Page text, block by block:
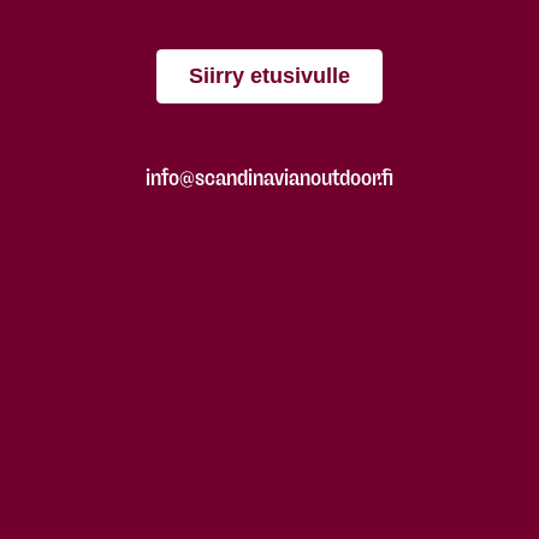
Siirry etusivulle
info@scandinavianoutdoor.fi